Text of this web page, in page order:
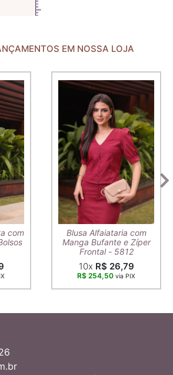
EM NOSSA LOJA
com
Blusa Alfaiataria com
Manga Bufante e Zíper
Frontal - 5812
10x R$ 26,79
R$ 254,50 via PIX